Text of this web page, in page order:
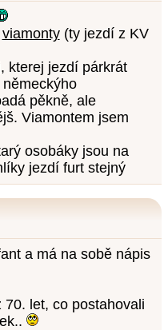
viamonty(ty jezdí z KV
, kterej jezdí párkrát
pěkně, ale
Viamontem jsem
osobáky jsou na
jezdí furt stejný
a má na sobě nápis
let, co postahovali